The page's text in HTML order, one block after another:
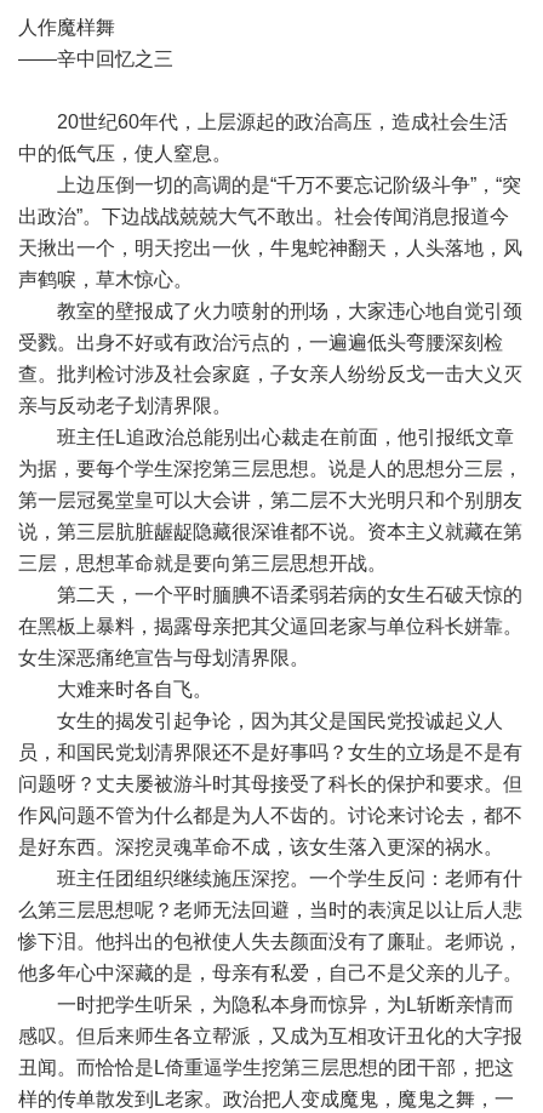
人作魔样舞
——辛中回忆之三
20世纪60年代，上层源起的政治高压，造成社会生活
中的低气压，使人窒息。
上边压倒一切的高调的是“千万不要忘记阶级斗争”，“突
出政治”。下边战战兢兢大气不敢出。社会传闻消息报道今
天揪出一个，明天挖出一伙，牛鬼蛇神翻天，人头落地，风
声鹤唳，草木惊心。
教室的壁报成了火力喷射的刑场，大家违心地自觉引颈
受戮。出身不好或有政治污点的，一遍遍低头弯腰深刻检
查。批判检讨涉及社会家庭，子女亲人纷纷反戈一击大义灭
亲与反动老子划清界限。
班主任L追政治总能别出心裁走在前面，他引报纸文章
为据，要每个学生深挖第三层思想。说是人的思想分三层，
第一层冠冕堂皇可以大会讲，第二层不大光明只和个别朋友
说，第三层肮脏龌龊隐藏很深谁都不说。资本主义就藏在第
三层，思想革命就是要向第三层思想开战。
第二天，一个平时腼腆不语柔弱若病的女生石破天惊的
在黑板上暴料，揭露母亲把其父逼回老家与单位科长姘靠。
女生深恶痛绝宣告与母划清界限。
大难来时各自飞。
女生的揭发引起争论，因为其父是国民党投诚起义人
员，和国民党划清界限还不是好事吗？女生的立场是不是有
问题呀？丈夫屡被游斗时其母接受了科长的保护和要求。但
作风问题不管为什么都是为人不齿的。讨论来讨论去，都不
是好东西。深挖灵魂革命不成，该女生落入更深的祸水。
班主任团组织继续施压深挖。一个学生反问：老师有什
么第三层思想呢？老师无法回避，当时的表演足以让后人悲
惨下泪。他抖出的包袱使人失去颜面没有了廉耻。老师说，
他多年心中深藏的是，母亲有私爱，自己不是父亲的儿子。
一时把学生听呆，为隐私本身而惊异，为L斩断亲情而
感叹。但后来师生各立帮派，又成为互相攻讦丑化的大字报
丑闻。而恰恰是L倚重逼学生挖第三层思想的团干部，把这
样的传单散发到L老家。政治把人变成魔鬼，魔鬼之舞，一